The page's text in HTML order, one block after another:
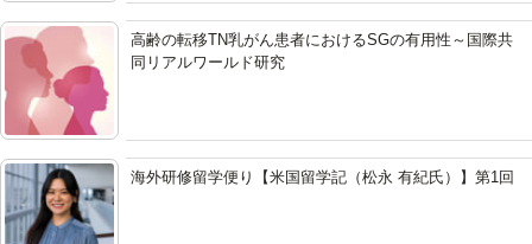
高齢の転移TN乳がん患者におけるSGの有用性～国際共
同リアルワールド研究
海外研修留学便り【米国留学記（松永 有紀氏）】第1回